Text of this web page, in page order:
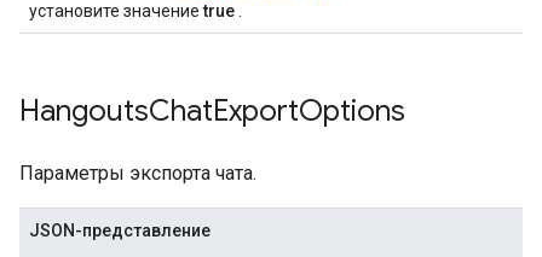
установите значениеtrue
HangoutsChatExportOptions
Параметры экспорта чата.
JSON-представление